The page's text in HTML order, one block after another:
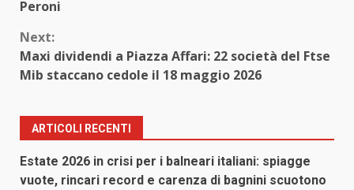
Peroni
Next:
Maxi dividendi a Piazza Affari: 22 società del Ftse
Mib staccano cedole il 18 maggio 2026
ARTICOLI RECENTI
Estate 2026 in crisi per i balneari italiani: spiagge
vuote, rincari record e carenza di bagnini scuotono